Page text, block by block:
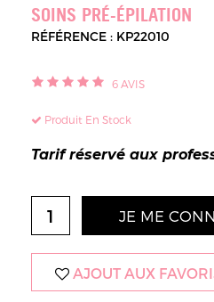
SOINS PRÉ-ÉPILATION
RÉFÉRENCE : KP22010
6 AVIS
Produit En Stock
Tarif réservé aux
JE ME
AJOUT AUX